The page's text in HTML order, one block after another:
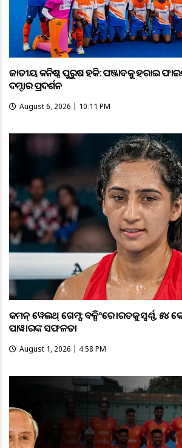
ଜାତୀୟ କନିଷ୍ଠ ପୁରୁଷ ହକି: ପଞ୍ଜାବକୁ ହରାଇ
ଦମ୍ଦାର ପ୍ରଦର୍ଶନ
August 6, 2026 | 10:11 PM
କମନ୍ ୱେଲଥ୍ ଗେମ୍ସ: ବକ୍ସିଂରେ ଭାରତକୁ ସ୍ବର୍ଣ୍ଣ, ୫୪
ପାୱାରଙ୍କ ସଫଳତା
August 1, 2026 | 4:58 PM